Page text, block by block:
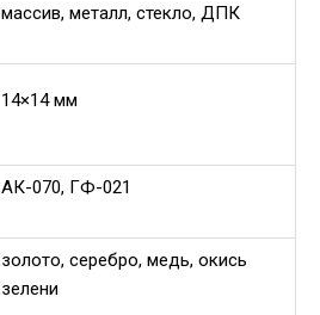
массив, металл, стекло, ДПК
14×14 мм
АК-070, ГФ-021
золото, серебро, медь, окись
зелени